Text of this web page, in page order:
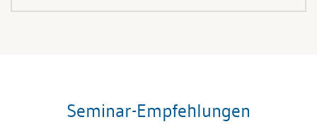
Seminar-Empfehlungen